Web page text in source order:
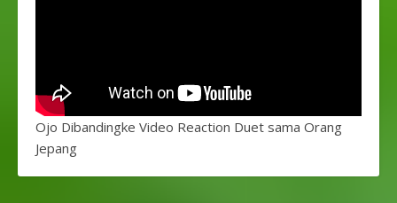
Ojo Dibandingke Video Reaction Duet sama Orang
Jepang